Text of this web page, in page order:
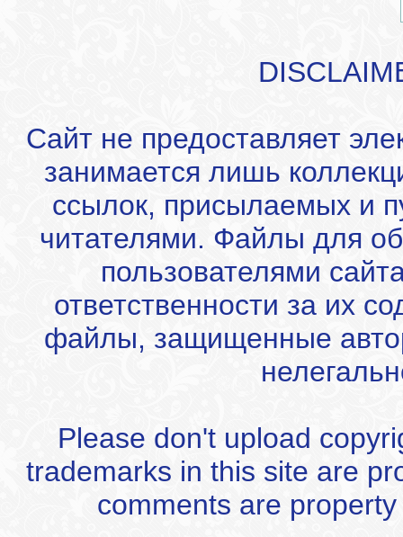
Сайт не предоставляет
занимается лишь
ссылок, присылаемых и
читателями. Файлы для
пользователями
ответственности за их
файлы, защищенные
Please don't upload
trademarks in this site are
comments are